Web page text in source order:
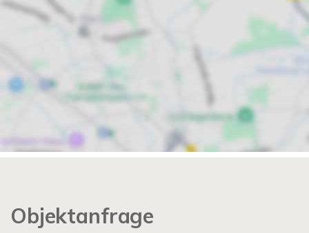
Objektanfrage